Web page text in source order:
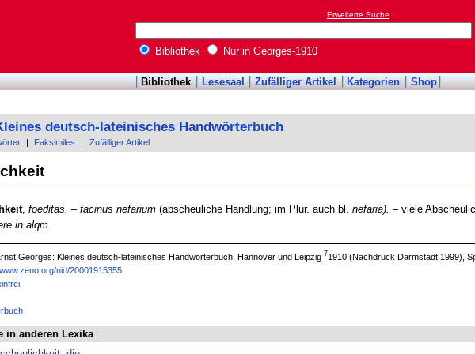
Erweiterte Suche
Bibliothek Nur in Georges-1910
Bibliothek Lesesaal Zufälliger Artikel Kategorien Shop
deutsch-lateinisches Handwörterbuch
Faksimiles Zufälliger Artikel
, foeditas. – facinus nefarium(abscheuliche Handlung; im Plur. auch bl. nefaria). – viele
in alqm.
Georges: Kleines deutsch-lateinisches Handwörterbuch. Hannover und Leipzig 71910 (Nachdruck Darmstadt 1999),
nid/20001915355
in anderen Lexika